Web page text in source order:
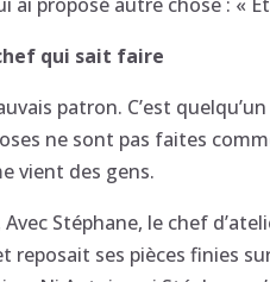
qui sait faire
patron. C’est
ne sont pas faites
vient des gens.
Stéphane, le chef
reposait ses pièces finies